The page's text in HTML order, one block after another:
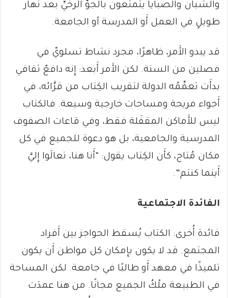
والشبان والصبايا يتمتعون بالجوّ الرخيِّ بعد نهار
طويلٍ في العمل أَو المدرسة أو الجامعة.
قد يبدو الأَمر، ظاهرًا، مجرد نشاط تسلويّ في
فصلين من السنة. لكن الأَمر أَبعد: إِنه دافعٌ ثقافي
بدأَت تعمِّمُه الدولة لتقريب الكِتاب من قرَّائه، في
أَجواء مريحة ومساحات خارجية وسيعة. فالكتاب
ليس للأَماكن المقفَلة فقط، وفي قاعات الصفوف
المدرسية والجامعية، بل هو دعوة للجميع في كل
مكان مُتاح، كأَن الكِتاب يقول: “أَنا هنا، تعالَوا إِليَّ
أَينما كنتم”.
الفائدة الاجتماعية
فائدة أُخرى: الكتاب يُسقط الحواجز بين أَفراد
المجتمع. قد لا يكون بإِمكان كل مواطن أَن يكون
تلميذًا في معهد أَو طالبًا في جامعة. لكن المساحة
في الطبيعة ملْكُ الجميع مجانًا. من هنا عمدَت